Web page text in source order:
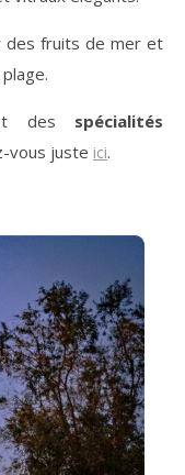
des fruits de mer et
des spécialités
vous juste ici.